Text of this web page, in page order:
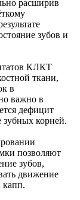
расширив
зубов и
КЛКТ
ткани,
в
важно в
дефицит
зубных корней.
позволяют
зубов,
движение
капп.